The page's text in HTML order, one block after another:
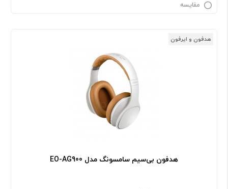
مقایسه
هدفون و ایرفون
هدفون بی‌سیم سامسونگ مدل EO-AG900